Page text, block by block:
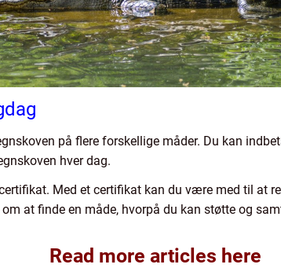
på flere forskellige måder. Du kan
hver dag.
Med et certifikat kan du være med til at
at finde en måde, hvorpå du kan støtte og
Read more articles here